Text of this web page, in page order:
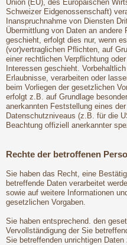
Union (EU), des Europäischen
Schweizer Eidgenossenschaft)
Inanspruchnahme von Diensten
Übermittlung von Daten an andere
geschieht, erfolgt dies nur, wenn
(vor)vertraglichen Pflichten, auf
einer rechtlichen Verpflichtung
Interessen geschieht.
Erlaubnisse, verarbeiten oder
beim Vorliegen der gesetzlichen
erfolgt z.B. auf Grundlage
anerkannten Feststellung eines
Datenschutzniveaus (z.B. für die
Beachtung offiziell anerkannter
Rechte der betroffenen
Sie haben das Recht, eine
betreffende Daten verarbeitet
sowie auf weitere Informationen
gesetzlichen Vorgaben.
Sie haben entsprechend. den
Vervollständigung der Sie
Sie betreffenden unrichtigen Daten